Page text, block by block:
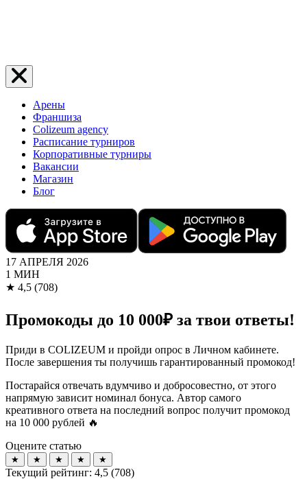
Арены
Франшиза
Colizeum agency
Расписание турниров
Корпоративные турниры
Вакансии
Магазин
Блог
17 АПРЕЛЯ 2026
1 МИН
★ 4,5 (708)
Промокоды до 10 000₽ за твои ответы!
Приди в COLIZEUM и пройди опрос в Личном кабинете.
После завершения ты получишь гарантированный промокод!
Постарайся отвечать вдумчиво и добросовестно, от этого
напрямую зависит номинал бонуса. Автор самого
креативного ответа на последний вопрос получит промокод
на 10 000 рублей 🔥
Оцените статью
★ ★ ★ ★ ★
Текущий рейтинг: 4,5 (708)